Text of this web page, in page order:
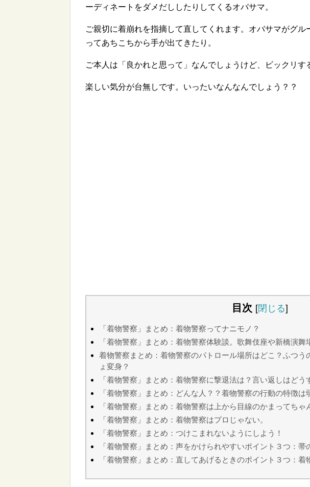
ーディネートをダメだししたりしてくるオバサマ。
ご親切に着崩れを指摘して直してくれます。オバサマがグ
ってあちこちから手が出てきたり。
ご本人は「良かれと思って」なんでしょうけど、ビックリす
楽しい気分が台無しです。いったいなんなんでしょう？？
目次 [閉じる]
「着物警察」まとめ：着物警察ってナニモノ？
「着物警察」まとめ：着物警察体験談。歌舞伎座や新橋演舞
着物警察まとめ：着物警察のパトロール場所はどこ？ふつう
ょ変身？
「着物警察」まとめ：着物警察に撃退法は？言い返しはどう
「着物警察」まとめ：どんな人？？着物警察の行動の特徴は
「着物警察」まとめ：着物警察は上から目線のかまってちゃ
「着物警察」まとめ：着物警察はプロじゃない。
「着物警察」まとめ：つけこまれないようにしよう！
「着物警察」まとめ：声をかけられやすいポイント３つ：帯
「着物警察」まとめ：直してあげるときのポイント３つ：着